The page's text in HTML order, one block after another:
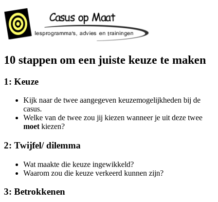
10 stappen om een juiste keuze te maken
1: Keuze
Kijk naar de twee aangegeven keuzemogelijkheden bij de
casus.
Welke van de twee zou jij kiezen wanneer je uit deze twee
moet kiezen?
2: Twijfel/ dilemma
Wat maakte die keuze ingewikkeld?
Waarom zou die keuze verkeerd kunnen zijn?
3: Betrokkenen